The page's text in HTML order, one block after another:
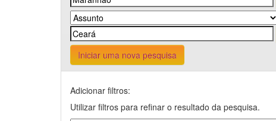
Iniciar uma nova pesquisa
Adicionar filtros:
Utilizar filtros para refinar o resultado da pesquisa.